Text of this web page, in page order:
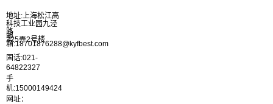
地址:上海松江高
科技工业园九泾
路
325弄2号楼
邮
箱:18701876288@kyfbest.com
固话:021-
64822327
手
机:15000149424
网址：